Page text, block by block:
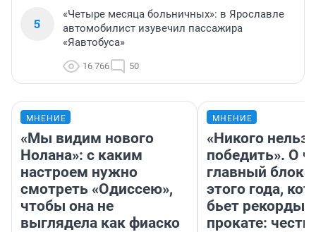
5
«Четыре месяца больничных»: в Ярославле
автомобилист изувечил пассажира
«Яавтобуса»
16 766 50
МНЕНИЕ
«Мы видим нового
Нолана»: с каким
настроем нужно
смотреть «Одиссею»,
чтобы она не
выглядела как фиаско
МНЕНИЕ
«Никого нельзя
победить». О
главный
этого года,
бьет рекорды в
прокате: